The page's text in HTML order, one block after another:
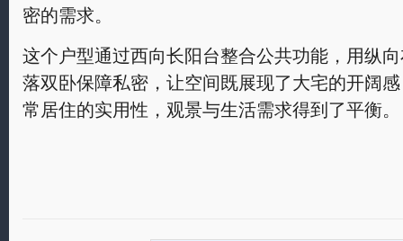
密的需求。
这个户型通过西向长阳台整合公共功能，用纵
落双卧保障私密，让空间既展现了大宅的开阔
常居住的实用性，观景与生活需求得到了平衡。